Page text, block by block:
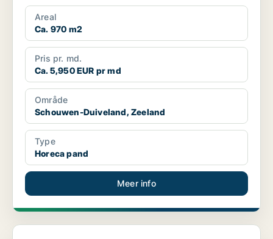
Areal
Ca. 970 m2
Pris pr. md.
Ca. 5,950 EUR pr md
Område
Schouwen-Duiveland, Zeeland
Type
Horeca pand
Meer info
Commercial space in Goes, Zeeland